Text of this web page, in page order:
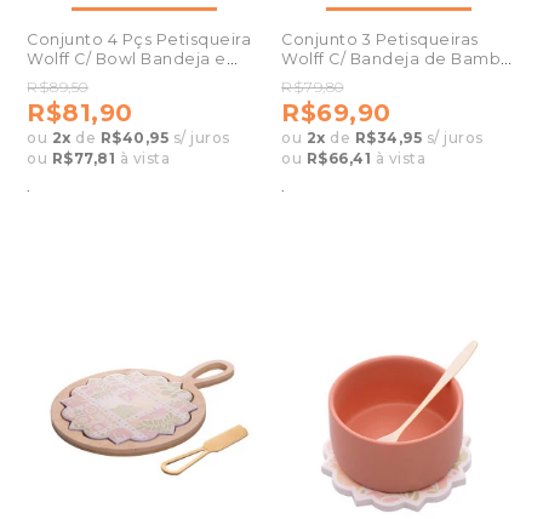
Conjunto 4 Pçs Petisqueira
Wolff C/ Bowl Bandeja e
Tabua Iki
R$89,50
R$81,90
ou 2x de R$40,95 s/ juros
ou R$77,81 à vista
Conjunto 3 Petisqueiras
Wolff C/ Bandeja de Bambu
Iki 21008
R$79,80
R$69,90
ou 2x de R$34,95 s/ juros
ou R$66,41 à vista